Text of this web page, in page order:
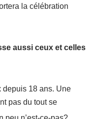
la célébration
aussi ceux et celles
depuis 18 ans. Une
pas du tout se